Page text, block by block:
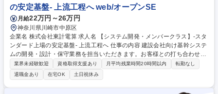
の安定基盤- 上流工程へ web/オープンSE
月給22万円～26万円
神奈川県川崎市中原区
企業名 株式会社東計電算 求人名 【システム開発・メンバークラス】-スタ
ンダード上場の安定基盤- 上流工程へ 仕事の内容 建設会社向け基幹システ
ムの開発・設計・保守業務を担当いただきます。お客様との打ち合わせや
要件ヒアリングも重要な業務の一部です。開発業務から顧客折衝や要件定
義など上流工程にステップアップ可能です◎ 【詳細】建設会社向け基幹シ
ステムの設計・開発・既存システムの改修・お客様からの問い合わせ対
応・営業同行によるシステム提案など。現場の職人さんが効率的な業務を
業界未経験歓迎 資格取得支援あり 月平均残業時間20時間以内
転勤なし
退職金あり
在宅OK 土日祝休み